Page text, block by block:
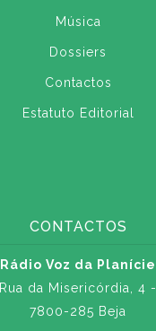
Música
Dossiers
Contactos
Estatuto Editorial
CONTACTOS
Rádio Voz da Planície
Rua da Misericórdia, 4 -
7800-285 Beja